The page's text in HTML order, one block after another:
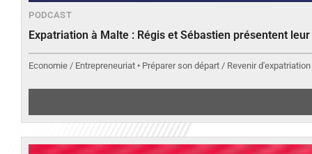
PODCAST
Expatriation à Malte : Régis et Sébastien présentent
Economie / Entrepreneuriat • Préparer son départ / Revenir d'expatriation